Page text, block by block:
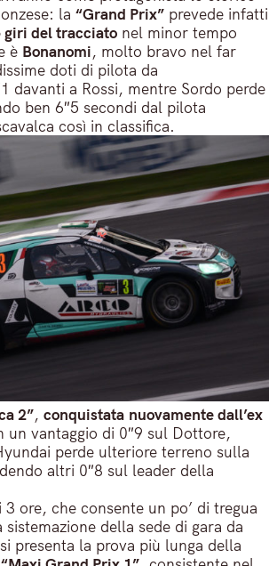
la “Grand Prix” prevede infatti
giri del tracciato nel minor tempo
è Bonanomi, molto bravo nel far
doti di pilota da
davanti a Rossi, mentre Sordo perde
ben 6″5 secondi dal pilota
così in classifica.
2”, conquistata nuovamente dall’ex
un vantaggio di 0″9 sul Dottore,
perde ulteriore terreno sulla
altri 0″8 sul leader della
3 ore, che consente un po’ di tregua
della sede di gara da
presenta la prova più lunga della